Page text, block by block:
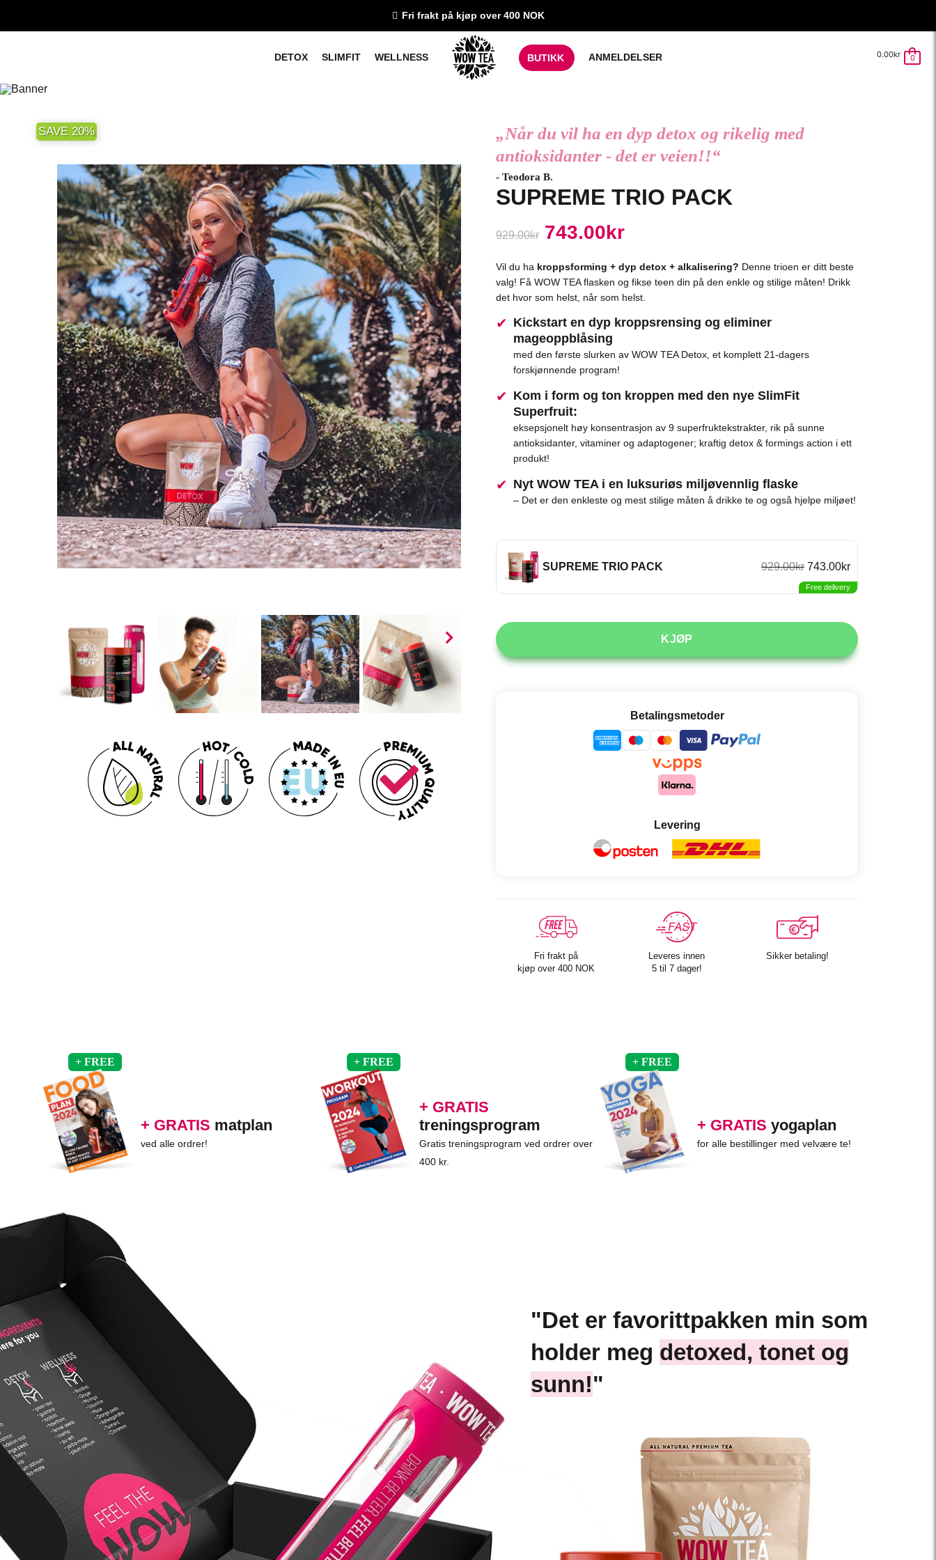
Fri frakt på kjøp over 400 NOK
DETOX SLIMFIT WELLNESS BUTIKK ANMELDELSER 0.00kr 0
SAVE 20%
„Når du vil ha en dyp detox og rikelig med
antioksidanter - det er veien!!“
- Teodora B.
SUPREME TRIO PACK
929.00kr 743.00kr
Vil du ha kroppsforming + dyp detox + alkalisering? Denne trioen er ditt beste
valg! Få WOW TEA flasken og fikse teen din på den enkle og stilige måten! Drikk
det hvor som helst, når som helst.
Kickstart en dyp kroppsrensing og eliminer
mageoppblåsing
med den første slurken av WOW TEA Detox, et komplett 21-dagers
forskjønnende program!
Kom i form og ton kroppen med den nye SlimFit
Superfruit:
eksepsjonelt høy konsentrasjon av 9 superfruktekstrakter, rik på sunne
antioksidanter, vitaminer og adaptogener; kraftig detox & formings action i ett
produkt!
Nyt WOW TEA i en luksuriøs miljøvennlig flaske
– Det er den enkleste og mest stilige måten å drikke te og også hjelpe miljøet!
SUPREME TRIO PACK 929.00kr 743.00kr
Free delivery
KJØP
Betalingsmetoder
Levering
Fri frakt på
kjøp over 400 NOK
Leveres innen
5 til 7 dager!
Sikker betaling!
+ GRATIS matplan
ved alle ordrer!
+ GRATIS
treningsprogram
Gratis treningsprogram ved ordrer over
400 kr.
+ GRATISyogaplan
for alle bestillinger med velvære te!
"Det er favorittpakken min som
holder meg detoxed, tonet og
sunn!"